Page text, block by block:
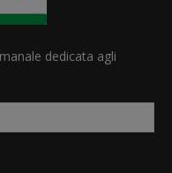
dedicata agli